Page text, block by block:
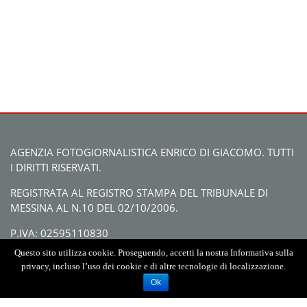
AGENZIA FOTOGIORNALISTICA ENRICO DI GIACOMO. TUTTI
I DIRITTI RISERVATI.
REGISTRATA AL REGISTRO STAMPA DEL TRIBUNALE DI
MESSINA AL N.10 DEL 02/10/2006.
P.IVA: 02595110830
Questo sito utilizza cookie. Proseguendo, accetti la nostra Informativa sulla
privacy, incluso l’uso dei cookie e di altre tecnologie di localizzazione.
Ok